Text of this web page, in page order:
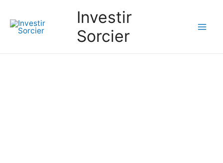
Investir
Sorcier